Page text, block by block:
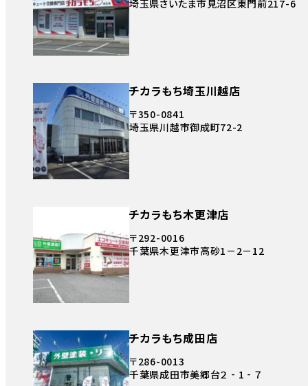
埼玉県さいたま市見沼区東門前217-6
チカラもち埼玉川越店
〒350-0841
埼玉県川越市御成町72-2
チカラもち木更津店
〒292-0016
千葉県木更津市高砂1－2－12
チカラもち成田店
〒286-0013
千葉県成田市美郷台２‐1‐７